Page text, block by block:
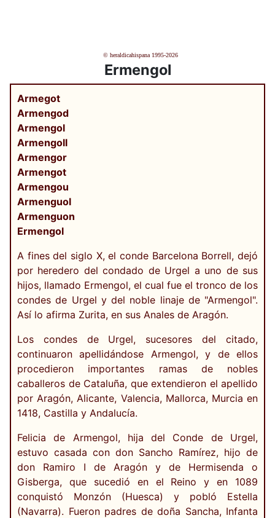
© heraldicahispana 1995-2026
Ermengol
Armegot
Armengod
Armengol
Armengoll
Armengor
Armengot
Armengou
Armenguol
Armenguon
Ermengol
A fines del siglo X, el conde Barcelona Borrell, dejó
por heredero del condado de Urgel a uno de sus
hijos, llamado Ermengol, el cual fue el tronco de los
condes de Urgel y del noble linaje de "Armengol".
Así lo afirma Zurita, en sus Anales de Aragón.
Los condes de Urgel, sucesores del citado,
continuaron apellidándose Armengol, y de ellos
procedieron importantes ramas de nobles
caballeros de Cataluña, que extendieron el apellido
por Aragón, Alicante, Valencia, Mallorca, Murcia en
1418, Castilla y Andalucía.
Felicia de Armengol, hija del Conde de Urgel,
estuvo casada con don Sancho Ramírez, hijo de
don Ramiro I de Aragón y de Hermisenda o
Gisberga, que sucedió en el Reino y en 1089
conquistó Monzón (Huesca) y pobló Estella
(Navarra). Fueron padres de doña Sancha, Infanta